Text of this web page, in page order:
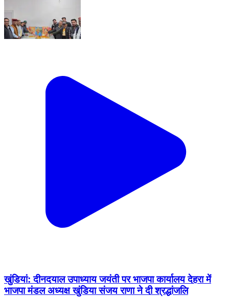
खुंडियां: दीनदयाल उपाध्याय जयंती पर भाजपा कार्यालय देहरा में
भाजपा मंडल अध्यक्ष खुंडिया संजय राणा ने दी श्रद्धांजलि